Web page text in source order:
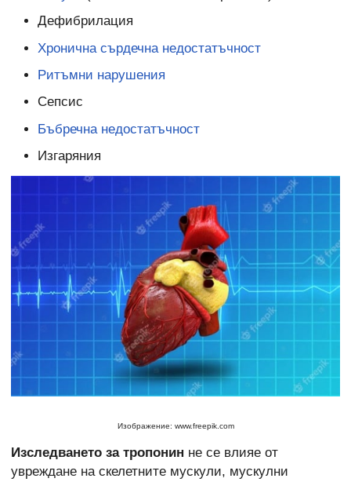
Дефибрилация
Хронична сърдечна недостатъчност
Ритъмни нарушения
Сепсис
Бъбречна недостатъчност
Изгаряния
Изображение: www.freepik.com
Изследването за тропонин не се влияе от
увреждане на скелетните мускули, мускулни